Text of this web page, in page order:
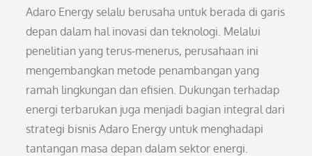
Adaro Energy selalu berusaha untuk berada di garis
depan dalam hal inovasi dan teknologi. Melalui
penelitian yang terus-menerus, perusahaan ini
mengembangkan metode penambangan yang
ramah lingkungan dan efisien. Dukungan terhadap
energi terbarukan juga menjadi bagian integral dari
strategi bisnis Adaro Energy untuk menghadapi
tantangan masa depan dalam sektor energi.